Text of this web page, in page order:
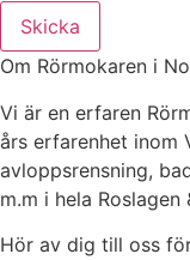
Skicka
Om Rörmokaren i
Vi är en erfaren
års erfarenhet inom
avloppsrensning,
m.m i hela Roslagen
Hör av dig till oss